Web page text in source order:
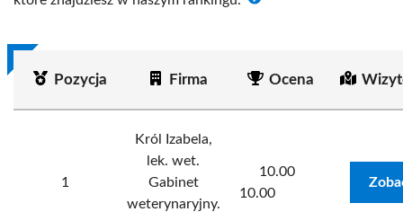
Pozycja Firma Ocena
1
Król Izabela,
lek. wet.
Gabinet
weterynaryjny.
10.00
10.00